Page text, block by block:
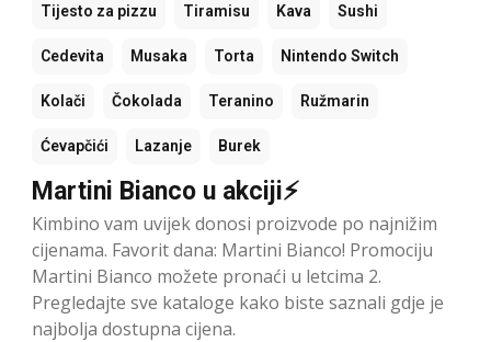
Tijesto za pizzu Tiramisu Kava Sushi
Cedevita Musaka Torta Nintendo Switch
Kolači Čokolada Teranino Ružmarin
Ćevapčići Lazanje Burek
Martini Bianco u akciji⚡
Kimbino vam uvijek donosi proizvode po najnižim
cijenama. Favorit dana: Martini Bianco! Promociju
Martini Bianco možete pronaći u letcima 2.
Pregledajte sve kataloge kako biste saznali gdje je
najbolja dostupna cijena.